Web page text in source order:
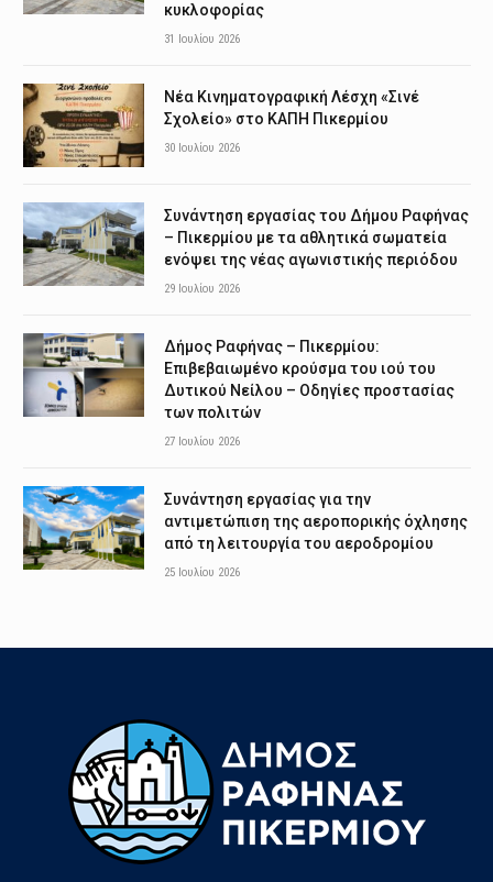
κυκλοφορίας
31 Ιουλίου 2026
Νέα Κινηματογραφική Λέσχη «Σινέ
Σχολείο» στο ΚΑΠΗ Πικερμίου
30 Ιουλίου 2026
Συνάντηση εργασίας του Δήμου Ραφήνας
– Πικερμίου με τα αθλητικά σωματεία
ενόψει της νέας αγωνιστικής περιόδου
29 Ιουλίου 2026
Δήμος Ραφήνας – Πικερμίου:
Επιβεβαιωμένο κρούσμα του ιού του
Δυτικού Νείλου – Οδηγίες προστασίας
των πολιτών
27 Ιουλίου 2026
Συνάντηση εργασίας για την
αντιμετώπιση της αεροπορικής όχλησης
από τη λειτουργία του αεροδρομίου
25 Ιουλίου 2026